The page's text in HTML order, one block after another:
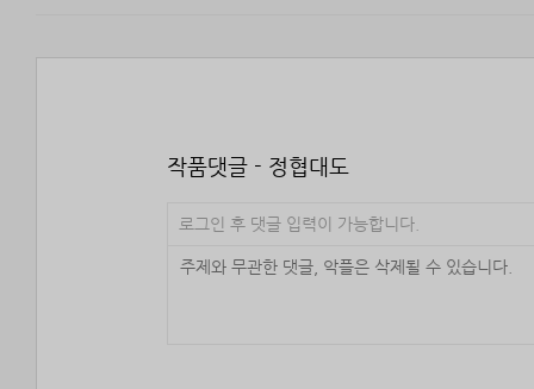
작품댓글 - 정협대도
로그인 후 댓글 입력이 가능합니다.